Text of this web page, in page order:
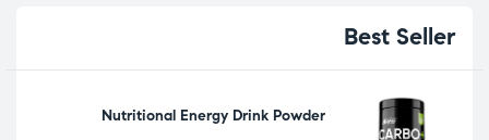
Best Seller
Nutritional Energy Drink Powder